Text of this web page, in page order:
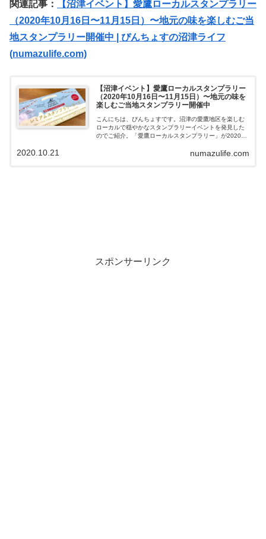
関連記事：
【沼津イベント】愛鷹ローカルスタンプラリー
（2020年10月16日〜11月15日）〜地元の味を楽しむご当
地スタンプラリー開催中 | ぴんちょすの沼津ライフ
(numazulife.com)
【沼津イベント】愛鷹ローカルスタンプラリー
（2020年10月16日〜11月15日）〜地元の味を
楽しむご当地スタンプラリー開催中
こんにちは、ぴんちょすです。沼津の愛鷹地区を楽しむ
ローカルで穏やかなスタンプラリーイベントを発見した
のでご紹介。「愛鷹ローカルスタンプラリー」が2020年
ラリー先日の週末に東椎路にある洋...numazulife.com
2020.10.21
スポンサーリンク